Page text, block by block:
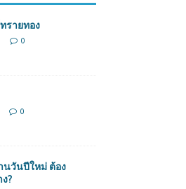
รายทอง
0
0
นวันปีใหม่ ต้อง
?